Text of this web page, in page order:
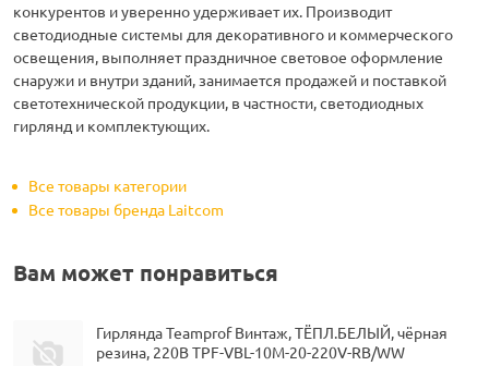
конкурентов и уверенно удерживает их. Производит
светодиодные системы для декоративного и коммерческого
освещения, выполняет праздничное световое оформление
снаружи и внутри зданий, занимается продажей и поставкой
светотехнической продукции, в частности, светодиодных
гирлянд и комплектующих.
Все товары категории
Все товары бренда Laitcom
Вам может понравиться
Гирлянда Teamprof Винтаж, ТЁПЛ.БЕЛЫЙ, чёрная
резина, 220В TPF-VBL-10M-20-220V-RB/WW